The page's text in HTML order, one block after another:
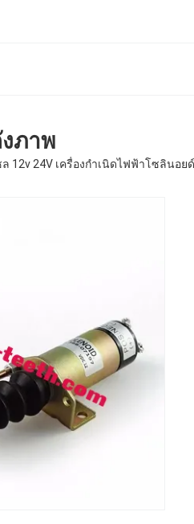
ภาพ
12v 24V เครื่องกำเนิดไฟฟ้าโซลินอย